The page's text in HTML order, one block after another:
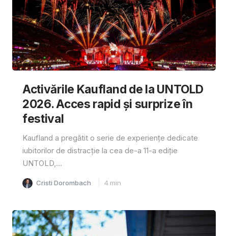
Activările Kaufland de la UNTOLD
2026. Acces rapid și surprize în
festival
Kaufland a pregătit o serie de experiențe dedicate
iubitorilor de distracție la cea de-a 11-a ediție
UNTOLD,...
Cristi Dorombach 4 min